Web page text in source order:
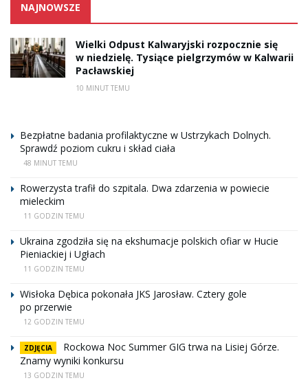
NAJNOWSZE
Wielki Odpust Kalwaryjski rozpocznie się
w niedzielę. Tysiące pielgrzymów w Kalwarii
Pacławskiej
10 MINUT TEMU
Bezpłatne badania profilaktyczne w Ustrzykach Dolnych.
Sprawdź poziom cukru i skład ciała
48 MINUT TEMU
Rowerzysta trafił do szpitala. Dwa zdarzenia w powiecie
mieleckim
11 GODZIN TEMU
Ukraina zgodziła się na ekshumacje polskich ofiar w Hucie
Pieniackiej i Ugłach
11 GODZIN TEMU
Wisłoka Dębica pokonała JKS Jarosław. Cztery gole
po przerwie
12 GODZIN TEMU
ZDJĘCIA
Rockowa Noc Summer GIG trwa na Lisiej Górze.
Znamy wyniki konkursu
13 GODZIN TEMU